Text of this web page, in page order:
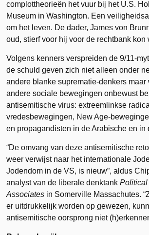
complottheorieën het vuur bij het U.S.
Museum in Washington. Een
om het leven. De dader, James von
oud, stierf voor hij voor de rechtbank kon
Volgens kenners verspreiden de 9/11-
de schuld geven zich niet alleen onder
andere blanke suprematie-denkers maar
andere sociale bewegingen onbewust
antisemitische virus: extreemlinkse
vredesbewegingen, New Age-
en propagandisten in de Arabische en in
“De omvang van deze antisemitische
weer verwijst naar het internationale
Jodendom in de VS, is nieuw”, aldus
analyst van de liberale denktank
Associates in Somerville Massachutes.
er uitdrukkelijk worden op gewezen,
antisemitische oorsprong niet